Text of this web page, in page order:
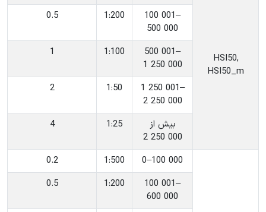
‎HSI50,
HSI50_m
‎100 001–
500 000
‎1:200
0.5
‎500 001–
1 250 000
‎1:100
1
‎1 250 001–
2 250 000
‎1:50
2
‎بیش از
2 250 000
‎1:25
4
‎0–100 000
‎1:500
0.2
‎100 001–
600 000
‎1:200
0.5